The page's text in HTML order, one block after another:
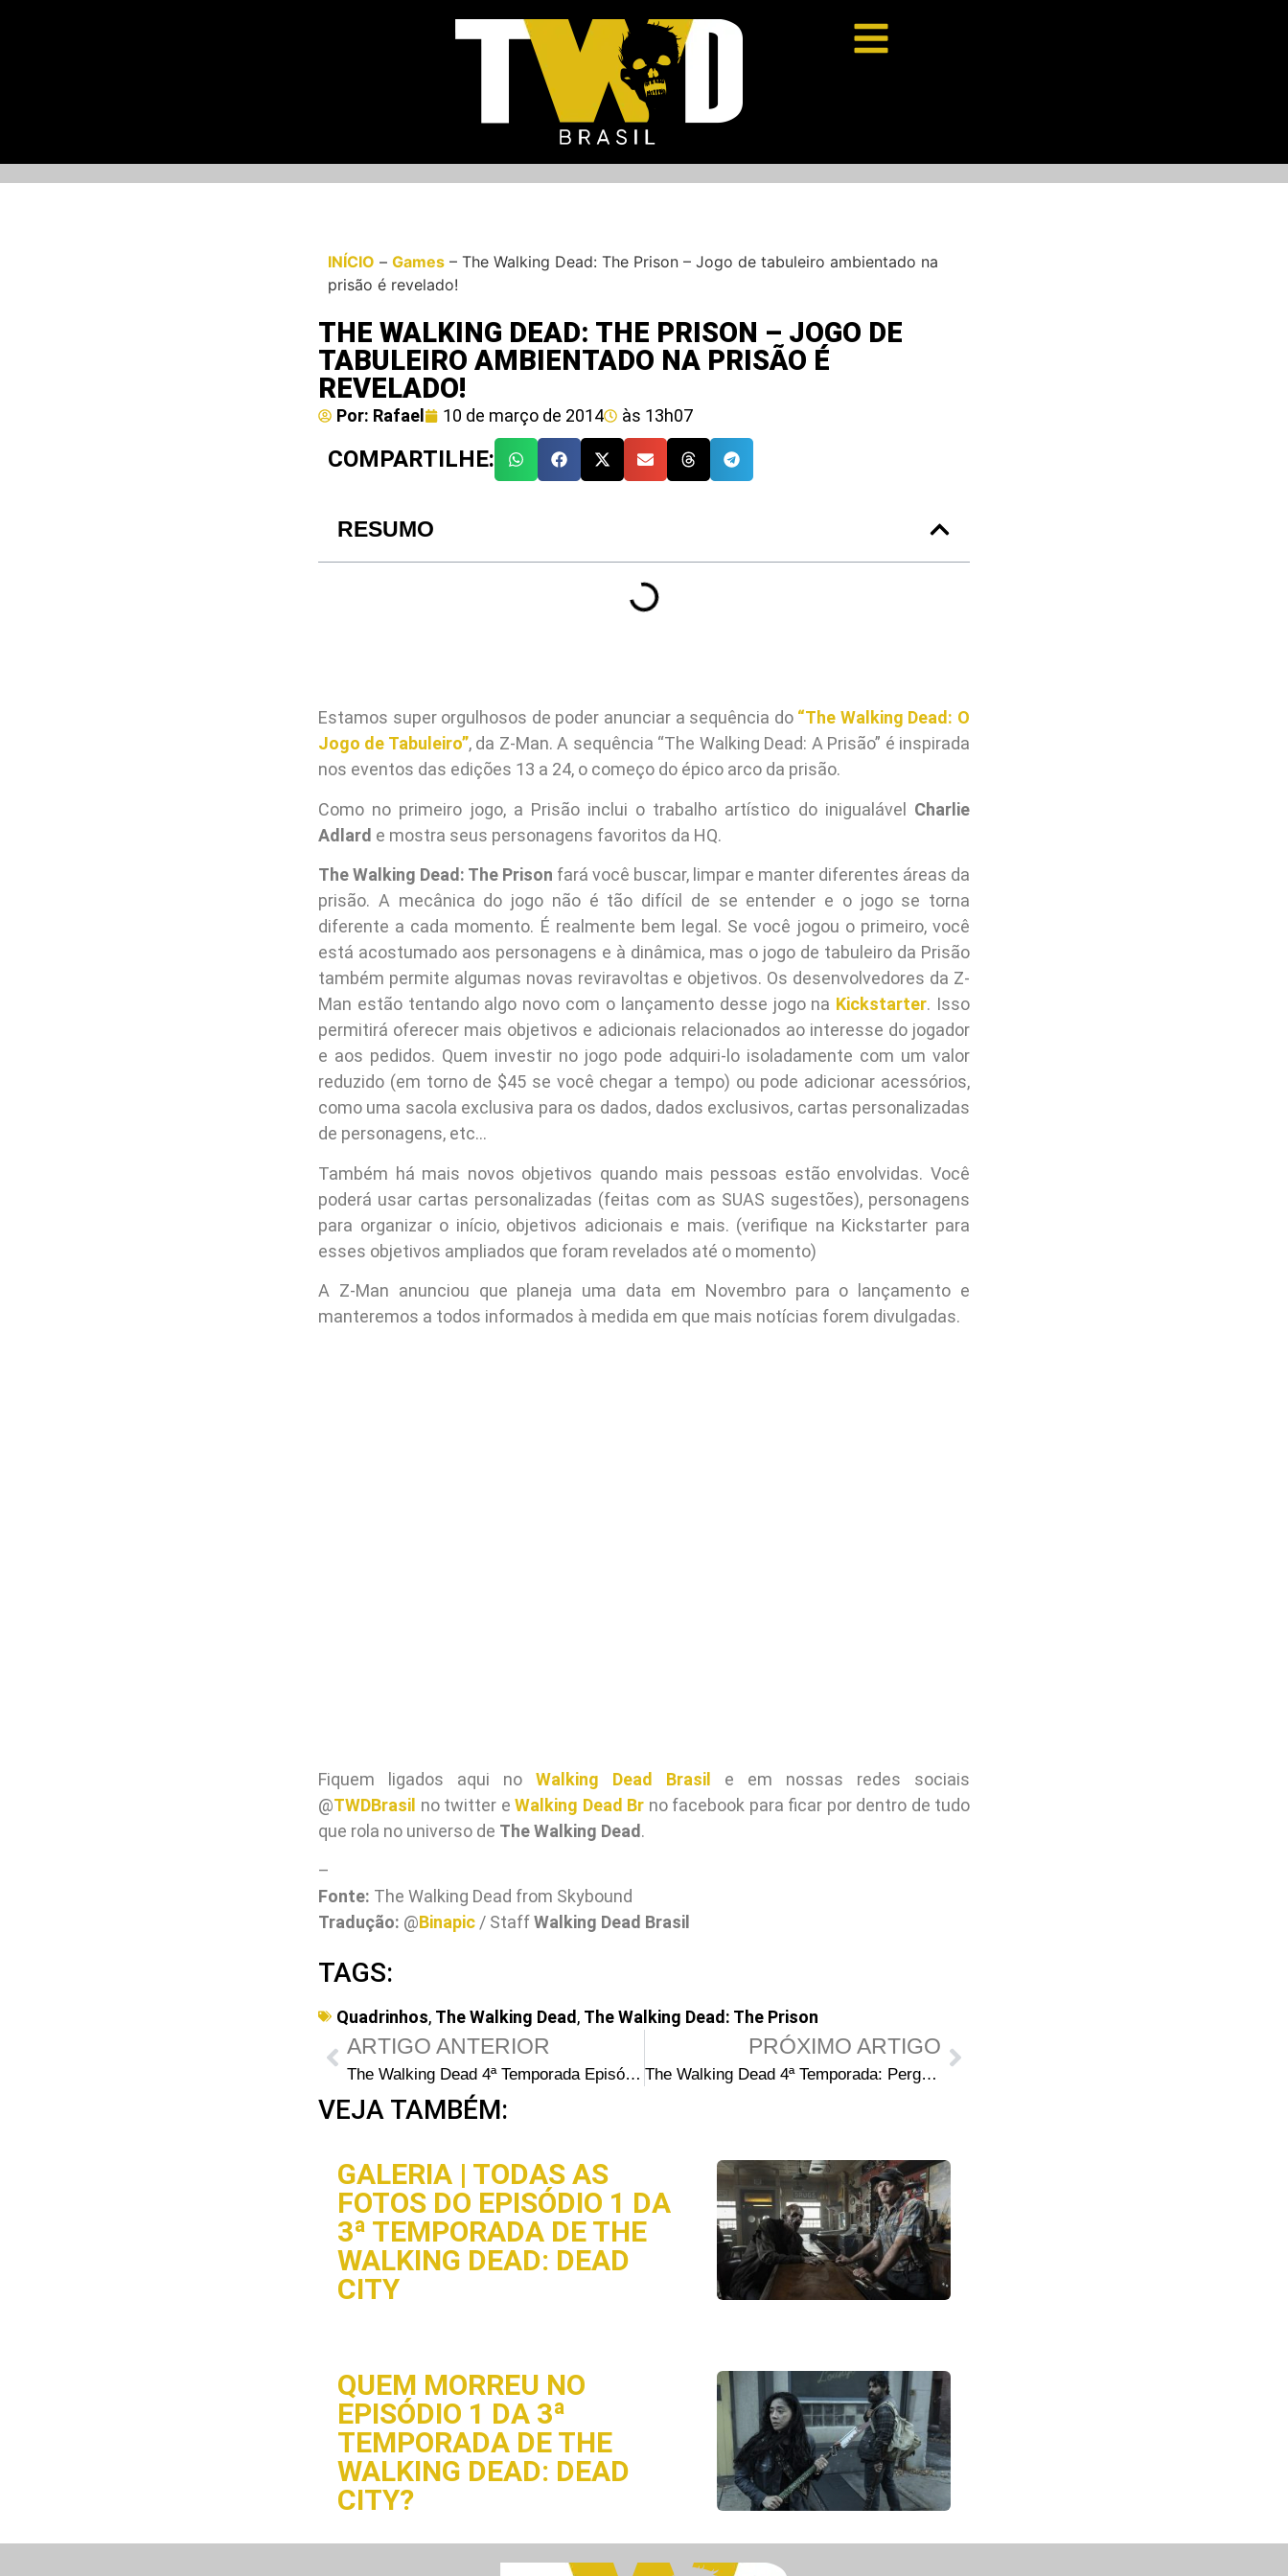
INÍCIO – Games – The Walking Dead: The Prison – Jogo de tabuleiro ambientado na
prisão é revelado!
THE WALKING DEAD: THE PRISON – JOGO DE
TABULEIRO AMBIENTADO NA PRISÃO É
REVELADO!
Por: Rafael 10 de março de 2014 às 13h07
COMPARTILHE:
RESUMO
Estamos super orgulhosos de poder anunciar a sequência do “The Walking Dead: O
Jogo de Tabuleiro”, da Z-Man. A sequência “The Walking Dead: A Prisão” é inspirada
nos eventos das edições 13 a 24, o começo do épico arco da prisão.
Como no primeiro jogo, a Prisão inclui o trabalho artístico do inigualável Charlie
Adlard e mostra seus personagens favoritos da HQ.
The Walking Dead: The Prison fará você buscar, limpar e manter diferentes áreas da
prisão. A mecânica do jogo não é tão difícil de se entender e o jogo se torna
diferente a cada momento. É realmente bem legal. Se você jogou o primeiro, você
está acostumado aos personagens e à dinâmica, mas o jogo de tabuleiro da Prisão
também permite algumas novas reviravoltas e objetivos. Os desenvolvedores da Z-
Man estão tentando algo novo com o lançamento desse jogo na Kickstarter. Isso
permitirá oferecer mais objetivos e adicionais relacionados ao interesse do jogador
e aos pedidos. Quem investir no jogo pode adquiri-lo isoladamente com um valor
reduzido (em torno de $45 se você chegar a tempo) ou pode adicionar acessórios,
como uma sacola exclusiva para os dados, dados exclusivos, cartas personalizadas
de personagens, etc…
Também há mais novos objetivos quando mais pessoas estão envolvidas. Você
poderá usar cartas personalizadas (feitas com as SUAS sugestões), personagens
para organizar o início, objetivos adicionais e mais. (verifique na Kickstarter para
esses objetivos ampliados que foram revelados até o momento)
A Z-Man anunciou que planeja uma data em Novembro para o lançamento e
manteremos a todos informados à medida em que mais notícias forem divulgadas.
Fiquem ligados aqui no Walking Dead Brasil e em nossas redes sociais
@TWDBrasil no twitter e Walking Dead Br no facebook para ficar por dentro de tudo
que rola no universo de The Walking Dead.
–
Fonte: The Walking Dead from Skybound
Tradução: @Binapic / StaffWalking Dead Brasil
TAGS:
Quadrinhos, The Walking Dead, The Walking Dead: The Prison
ARTIGO ANTERIOR
The Walking Dead 4ª Temporada Episódio 14 – The Grove
PRÓXIMO ARTIGO
The Walking Dead 4ª Temporada: Perguntas e Respostas com Emily Kinney (Beth Greene)
VEJA TAMBÉM:
GALERIA | TODAS AS
FOTOS DO EPISÓDIO 1 DA
3ª TEMPORADA DE THE
WALKING DEAD: DEAD
CITY
QUEM MORREU NO
EPISÓDIO 1 DA 3ª
TEMPORADA DE THE
WALKING DEAD: DEAD
CITY?